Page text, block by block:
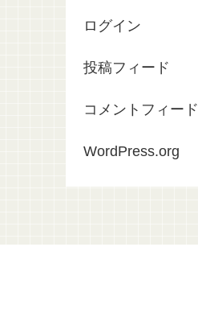
ログイン
投稿フィード
コメントフィード
WordPress.org